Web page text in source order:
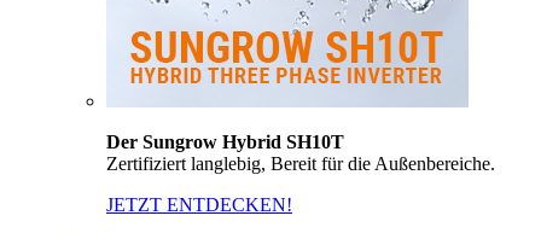
Der Sungrow Hybrid SH10T
Zertifiziert langlebig, Bereit für die Außenbereiche.
JETZT ENTDECKEN!